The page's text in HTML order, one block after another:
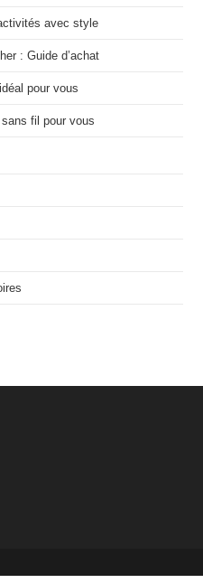
avec style
: Guide d’achat
pour vous
fil pour vous